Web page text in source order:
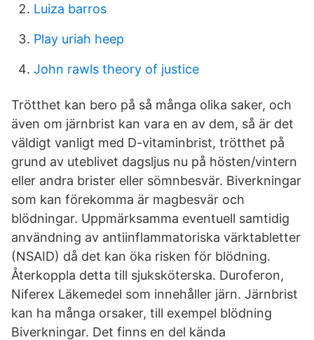
Luiza barros
Play uriah heep
John rawls theory of justice
Trötthet kan bero på så många olika saker, och
även om järnbrist kan vara en av dem, så är det
väldigt vanligt med D-vitaminbrist, trötthet på
grund av uteblivet dagsljus nu på hösten/vintern
eller andra brister eller sömnbesvär. Biverkningar
som kan förekomma är magbesvär och
blödningar. Uppmärksamma eventuell samtidig
användning av antiinflammatoriska värktabletter
(NSAID) då det kan öka risken för blödning.
Återkoppla detta till sjuksköterska. Duroferon,
Niferex Läkemedel som innehåller järn. Järnbrist
kan ha många orsaker, till exempel blödning
Biverkningar. Det finns en del kända